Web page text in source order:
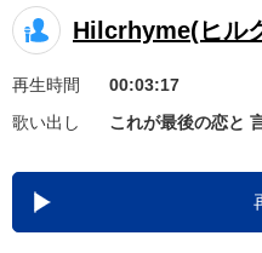
キャンペーン
お知らせ よくあるご質問
DAMの新曲
カラオケ最新
Hilcrhyme(ヒル
再生時間
00:03:17
歌い出し
これが最後の恋と